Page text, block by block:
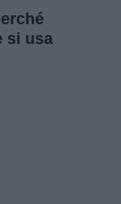
si usa